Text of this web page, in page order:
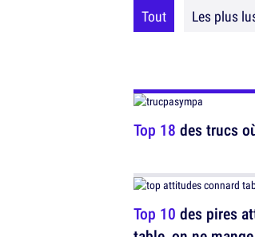
Tout Les plus
Top 18 des trucs
Top 10 des pires